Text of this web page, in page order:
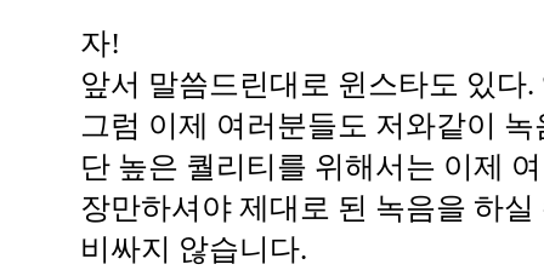
자!
앞서 말씀드린대로 윈스타도 있다
그럼 이제 여러분들도 저와같이
단 높은 퀄리티를 위해서는 이제
장만하셔야 제대로 된 녹음을 하실
비싸지 않습니다.